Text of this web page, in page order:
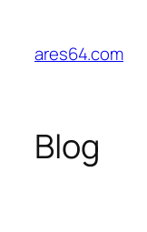
springen
ares64.com
Blog